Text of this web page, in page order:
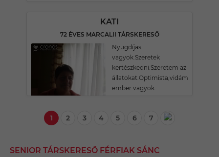
KATI
72 ÉVES MARCALII TÁRSKERESŐ
Nyugdíjas
vagyok.Szeretek
kertészkedni.Szeretem az
állatokat.Optimista,vidám
ember vagyok.
1 2 3 4 5 6 7
SENIOR TÁRSKERESŐ FÉRFIAK SÁNC